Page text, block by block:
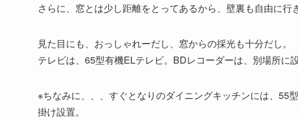
さらに、窓とは少し距離をとってあるから、壁裏も自由に行
見た目にも、おっしゃれーだし、窓からの採光も十分だし。
テレビは、65型有機ELテレビ。BDレコーダーは、別場所に
※ちなみに、、、すぐとなりのダイニングキッチンには、55
掛け設置。